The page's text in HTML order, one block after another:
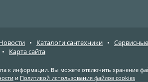
• Каталоги сантехники •
• Карта сайта
к информации. Вы можете отключить хранение
и Политикой использования файлов cookies